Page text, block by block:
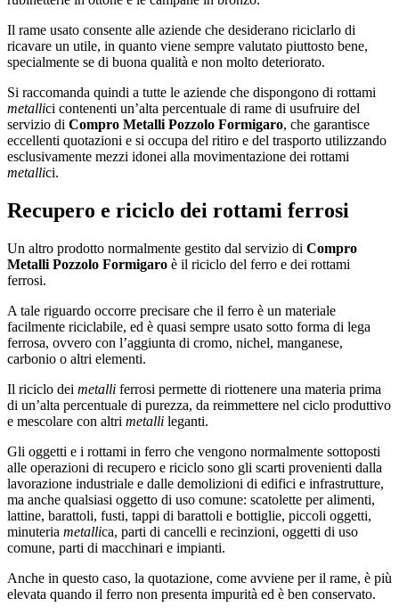
Il rame usato consente alle aziende che desiderano riciclarlo di
ricavare un utile, in quanto viene sempre valutato piuttosto bene,
specialmente se di buona qualità e non molto deteriorato.
Si raccomanda quindi a tutte le aziende che dispongono di rottami
metallici contenenti un’alta percentuale di rame di usufruire del
servizio di Compro Metalli Pozzolo Formigaro, che garantisce
eccellenti quotazioni e si occupa del ritiro e del trasporto utilizzando
esclusivamente mezzi idonei alla movimentazione dei rottami
metallici.
Recupero e riciclo dei rottami ferrosi
Un altro prodotto normalmente gestito dal servizio di Compro
Metalli Pozzolo Formigaro è il riciclo del ferro e dei rottami
ferrosi.
A tale riguardo occorre precisare che il ferro è un materiale
facilmente riciclabile, ed è quasi sempre usato sotto forma di lega
ferrosa, ovvero con l’aggiunta di cromo, nichel, manganese,
carbonio o altri elementi.
Il riciclo dei metalli ferrosi permette di riottenere una materia prima
di un’alta percentuale di purezza, da reimmettere nel ciclo produttivo
e mescolare con altri metalli leganti.
Gli oggetti e i rottami in ferro che vengono normalmente sottoposti
alle operazioni di recupero e riciclo sono gli scarti provenienti dalla
lavorazione industriale e dalle demolizioni di edifici e infrastrutture,
ma anche qualsiasi oggetto di uso comune: scatolette per alimenti,
lattine, barattoli, fusti, tappi di barattoli e bottiglie, piccoli oggetti,
minuteria metallica, parti di cancelli e recinzioni, oggetti di uso
comune, parti di macchinari e impianti.
Anche in questo caso, la quotazione, come avviene per il rame, è più
elevata quando il ferro non presenta impurità ed è ben conservato.